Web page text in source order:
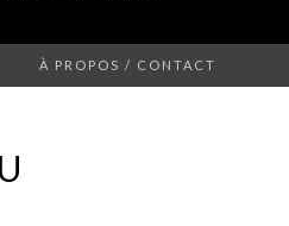
À PROPOS / CONTACT